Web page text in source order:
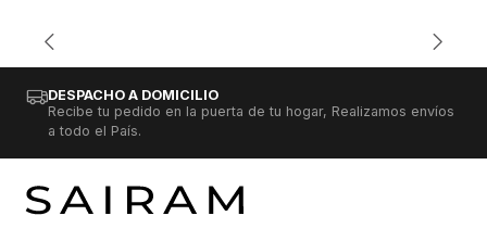
DESPACHO A DOMICILIO
Recibe tu pedido en la puerta de tu hogar, Realizamos envíos
a todo el País.